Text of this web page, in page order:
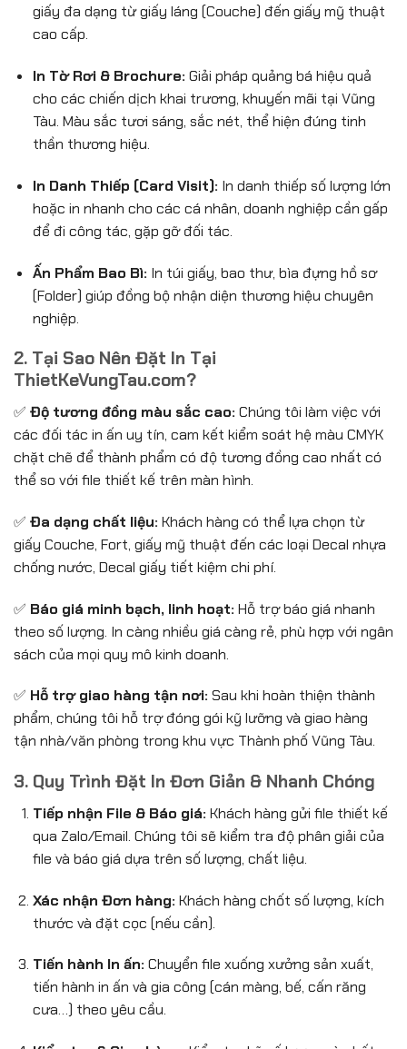
giấy đa dạng từ giấy láng (Couche) đến giấy mỹ thuật
cao cấp.
In Tờ Rơi & Brochure: Giải pháp quảng bá hiệu quả
cho các chiến dịch khai trương, khuyến mãi tại Vũng
Tàu. Màu sắc tươi sáng, sắc nét, thể hiện đúng tinh
thần thương hiệu.
In Danh Thiếp (Card Visit): In danh thiếp số lượng lớn
hoặc in nhanh cho các cá nhân, doanh nghiệp cần gấp
để đi công tác, gặp gỡ đối tác.
Ấn Phẩm Bao Bì: In túi giấy, bao thư, bìa đựng hồ sơ
(Folder) giúp đồng bộ nhận diện thương hiệu chuyên
nghiệp.
2. Tại Sao Nên Đặt In Tại
ThietKeVungTau.com?
✅ Độ tương đồng màu sắc cao: Chúng tôi làm việc với
các đối tác in ấn uy tín, cam kết kiểm soát hệ màu CMYK
chặt chẽ để thành phẩm có độ tương đồng cao nhất có
thể so với file thiết kế trên màn hình.
✅ Đa dạng chất liệu: Khách hàng có thể lựa chọn từ
giấy Couche, Fort, giấy mỹ thuật đến các loại Decal nhựa
chống nước, Decal giấy tiết kiệm chi phí.
✅ Báo giá minh bạch, linh hoạt: Hỗ trợ báo giá nhanh
theo số lượng. In càng nhiều giá càng rẻ, phù hợp với ngân
sách của mọi quy mô kinh doanh.
✅ Hỗ trợ giao hàng tận nơi: Sau khi hoàn thiện thành
phẩm, chúng tôi hỗ trợ đóng gói kỹ lưỡng và giao hàng
tận nhà/văn phòng trong khu vực Thành phố Vũng Tàu.
3. Quy Trình Đặt In Đơn Giản & Nhanh Chóng
Tiếp nhận File & Báo giá: Khách hàng gửi file thiết kế
qua Zalo/Email. Chúng tôi sẽ kiểm tra độ phân giải của
file và báo giá dựa trên số lượng, chất liệu.
Xác nhận Đơn hàng: Khách hàng chốt số lượng, kích
thước và đặt cọc (nếu cần).
Tiến hành In ấn: Chuyển file xuống xưởng sản xuất,
tiến hành in ấn và gia công (cán màng, bế, cấn răng
cưa…) theo yêu cầu.